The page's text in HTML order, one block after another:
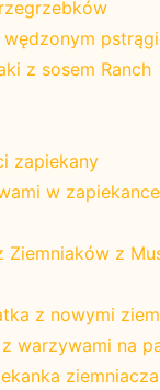
z sosem Ranch
zapiekany
w zapiekance
Ziemniaków z
z nowymi
warzywami na